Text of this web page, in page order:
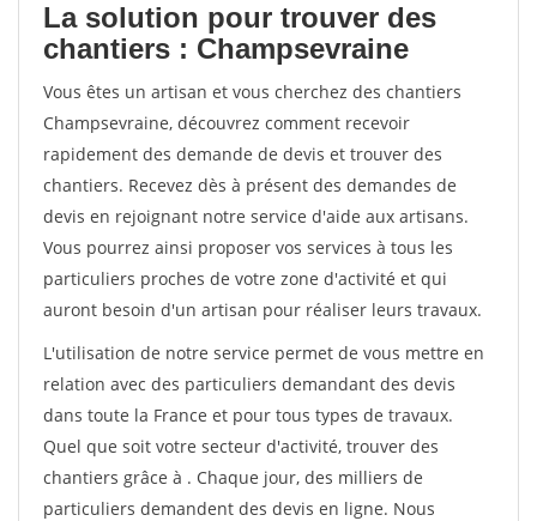
La solution pour trouver des
chantiers : Champsevraine
Vous êtes un artisan et vous cherchez des chantiers
Champsevraine, découvrez comment recevoir
rapidement des demande de devis et trouver des
chantiers. Recevez dès à présent des demandes de
devis en rejoignant notre service d'aide aux artisans.
Vous pourrez ainsi proposer vos services à tous les
particuliers proches de votre zone d'activité et qui
auront besoin d'un artisan pour réaliser leurs travaux.
L'utilisation de notre service permet de vous mettre en
relation avec des particuliers demandant des devis
dans toute la France et pour tous types de travaux.
Quel que soit votre secteur d'activité, trouver des
chantiers grâce à . Chaque jour, des milliers de
particuliers demandent des devis en ligne. Nous